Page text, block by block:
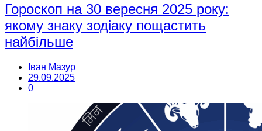
Гороскоп на 30 вересня 2025 року:
якому знаку зодіаку пощастить
найбільше
Іван Мазур
29.09.2025
0